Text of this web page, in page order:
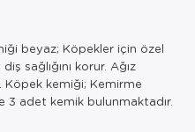
beyaz; Köpekler için özel
sağlığını korur. Ağız
Köpek kemiği; Kemirme
3 adet kemik bulunmaktadır.